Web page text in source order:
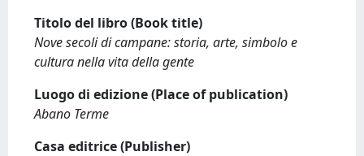
Titolo del libro (Book title)
Nove secoli di campane: storia, arte, simbolo e
cultura nella vita della gente
Luogo di edizione (Place of publication)
Abano Terme
Casa editrice (Publisher)